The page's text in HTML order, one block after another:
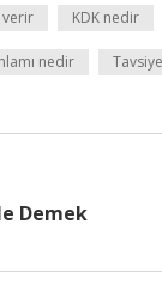
verir KDK nedir
nedir
Demek